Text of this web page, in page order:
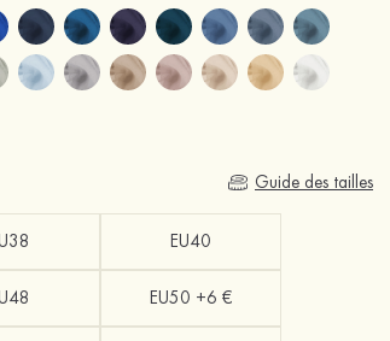
Guide des tailles
EU40
EU50 +6 €